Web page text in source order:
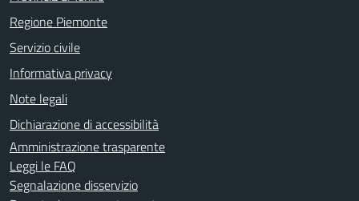
Regione Piemonte
Servizio civile
Informativa privacy
Note legali
Dichiarazione di accessibilità
Amministrazione trasparente
Leggi le FAQ
Segnalazione disservizio